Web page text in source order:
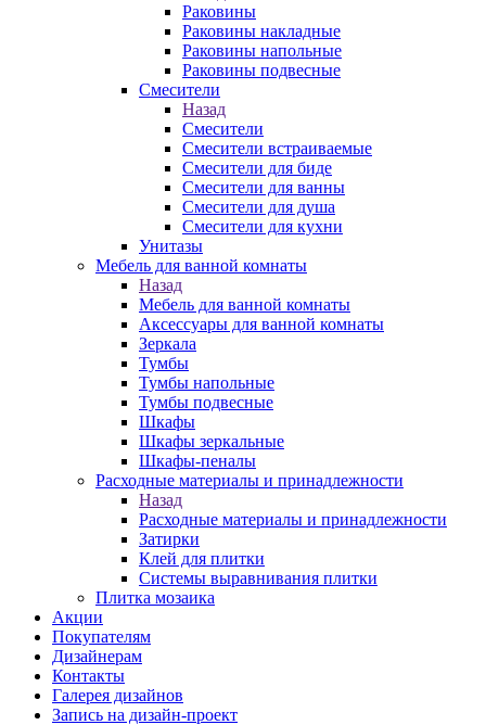
Раковины
Раковины накладные
Раковины напольные
Раковины подвесные
Смесители
Назад
Смесители
Смесители встраиваемые
Смесители для биде
Смесители для ванны
Смесители для душа
Смесители для кухни
Унитазы
Мебель для ванной комнаты
Назад
Мебель для ванной комнаты
Аксессуары для ванной комнаты
Зеркала
Тумбы
Тумбы напольные
Тумбы подвесные
Шкафы
Шкафы зеркальные
Шкафы-пеналы
Расходные материалы и принадлежности
Назад
Расходные материалы и принадлежности
Затирки
Клей для плитки
Системы выравнивания плитки
Плитка мозаика
Акции
Покупателям
Дизайнерам
Контакты
Галерея дизайнов
Запись на дизайн-проект